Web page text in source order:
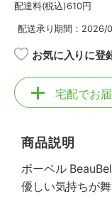
配達料(税込)610円
配送承り期間：
お気に入りに登
宅配でお
商品説明
ボーベル
優しい気持ちが